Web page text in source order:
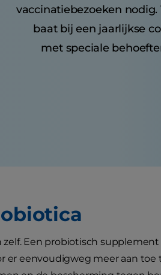
vaccinatiebezoeken
baat bij een jaarlijkse
met speciale
zelf. Een probiotisch
er eenvoudigweg meer aan toe